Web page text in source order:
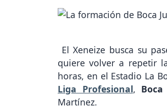
El Xeneize busca su
quiere volver a repetir
horas, en el Estadio La
Liga Profesional,
Martínez.